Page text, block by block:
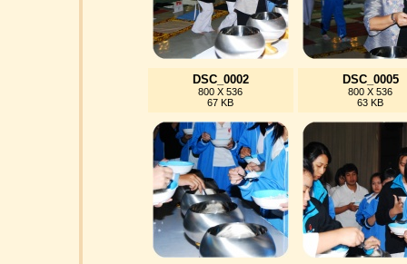
DSC_0002
800 X 536
67 KB
DSC_0005
800 X 536
63 KB